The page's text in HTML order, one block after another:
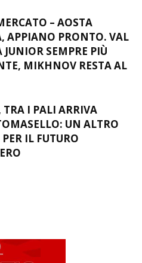
– AOSTA
APPIANO PRONTO. VAL
JUNIOR SEMPRE PIÙ
MIKHNOV RESTA AL
I PALI ARRIVA
UN ALTRO
IL FUTURO